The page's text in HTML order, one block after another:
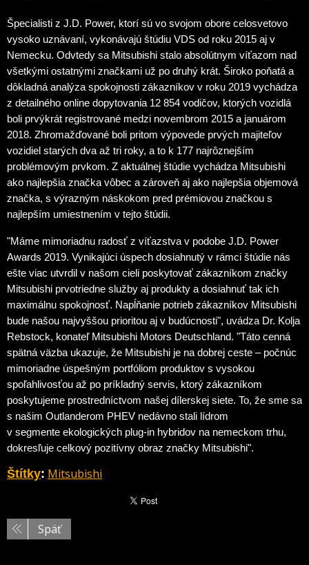
Špecialisti z J.D. Power, ktorí sú vo svojom obore celosvetovo
vysoko uznávaní, vykonávajú štúdiu VDS od roku 2015 aj v
Nemecku. Odvtedy sa Mitsubishi stalo absolútnym víťazom nad
všetkými ostatnými značkami už po druhý krát. Široko poňatá a
dôkladná analýza spokojnosti zákazníkov v roku 2019 vychádza
z detailného online dopytovania 12 854 vodičov, ktorých vozidlá
boli prvýkrát registrované medzi novembrom 2015 a januárom
2018. Zhromažďované boli pritom výpovede prvých majiteľov
vozidiel starých dva až tri roky, a to k 177 najrôznejším
problémovým prvkom. Z aktuálnej štúdie vychádza Mitsubishi
ako najlepšia značka vôbec a zároveň aj ako najlepšia objemová
značka, s výrazným náskokom pred prémiovou značkou s
najlepším umiestnením v tejto štúdii.
"Máme mimoriadnu radosť z víťazstva v podobe J.D. Power
Awards 2019. Vynikajúci úspech dosiahnutý v rámci štúdie nás
ešte viac utvrdil v našom cieli poskytovať zákazníkom značky
Mitsubishi prvotriedne služby aj produkty a dosiahnuť tak ich
maximálnu spokojnosť. Napĺňanie potrieb zákazníkov Mitsubishi
bude našou najvyššou prioritou aj v budúcnosti", uvádza Dr. Kolja
Rebstock, konateľ Mitsubishi Motors Deutschland. "Táto cenná
spätná väzba ukazuje, že Mitsubishi je na dobrej ceste – počnúc
mimoriadne úspešným portfóliom produktov s vysokou
spoľahlivosťou až po príkladný servis, ktorý zákazníkom
poskytujeme prostredníctvom našej dílerskej siete. To, že sme sa
s našim Outlanderom PHEV nedávno stali lídrom
v segmente ekologických plug-in hybridov na nemeckom trhu,
dokresľuje celkový pozitívny obraz značky Mitsubishi".
Štítky: Mitsubishi
Späť